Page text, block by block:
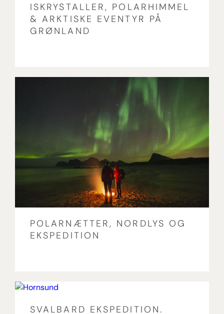
ISKRYSTALLER, POLARHIMMEL
& ARKTISKE EVENTYR PÅ
GRØNLAND
POLARNÆTTER, NORDLYS OG
EKSPEDITION
SVALBARD EKSPEDITION.